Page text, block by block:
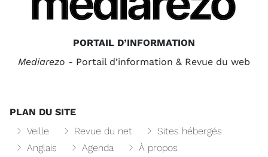
PORTAIL D’INFORMATION
Mediarezo - Portail d’information & Revue du web
PLAN DU SITE
Veille
Revue du net
Sites hébergés
Anglais
Agenda À propos